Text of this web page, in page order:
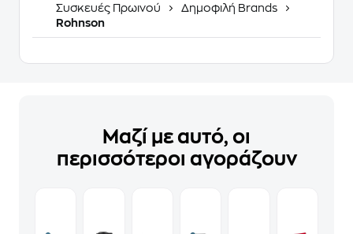
Συσκευές Πρωινού
Δημοφιλή Brands
Rohnson
Μαζί με αυτό, οι
περισσότεροι αγοράζουν